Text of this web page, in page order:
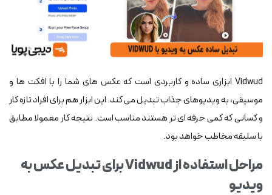
Vidwud ابزاری ساده و کاربردی است که عکس های شما را با افکت ها و
موسیقی، به ویدیوهای جذاب تبدیل می کند. این ابزار هم برای افراد تازه کار
و کسانی که کمی حرفه ای تر هستند مناسب است. نتیجه کار معمولا مطابق
با سلیقه مخاطب خواهد بود.
مراحل استفاده از Vidwud برای تبدیل عکس به
ویدیو